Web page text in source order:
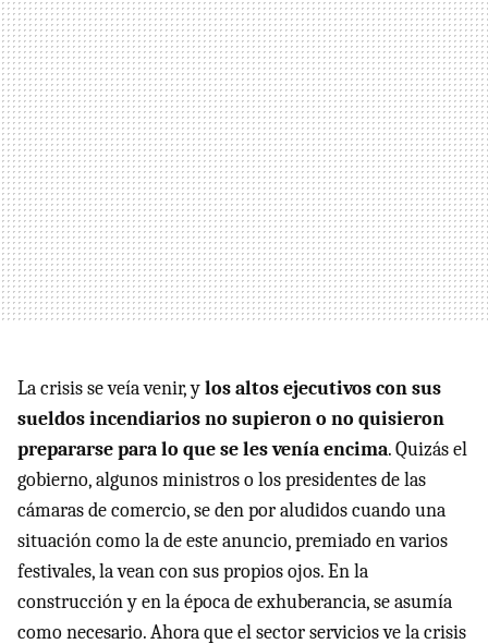
La crisis se veía venir, ylos altos ejecutivos con sus
sueldos incendiarios no supieron o no quisieron
prepararse para lo que se les venía encima. Quizás el
gobierno, algunos ministros o los presidentes de las
cámaras de comercio, se den por aludidos cuando una
situación como la de este anuncio, premiado en varios
festivales, la vean con sus propios ojos. En la
construcción y en la época de exhuberancia, se asumía
como necesario. Ahora que el sector servicios ve la crisis